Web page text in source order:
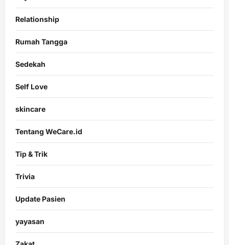
Relationship
Rumah Tangga
Sedekah
Self Love
skincare
Tentang WeCare.id
Tip & Trik
Trivia
Update Pasien
yayasan